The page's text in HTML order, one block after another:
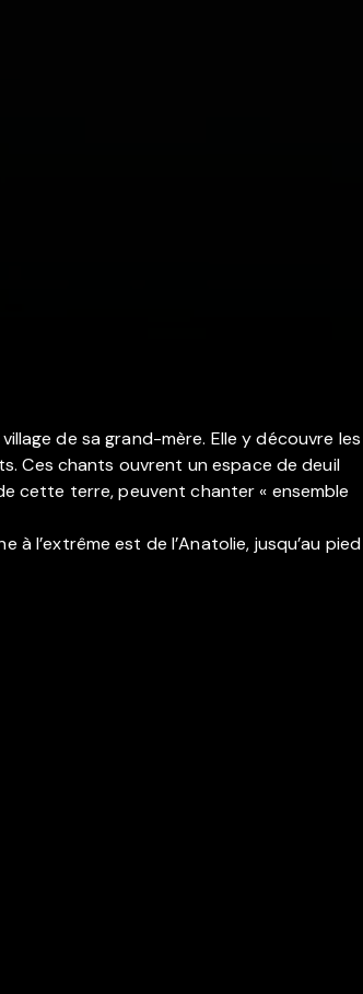
de sa grand-mère. Elle y découvre les
Ces chants ouvrent un espace de deuil
cette terre, peuvent chanter « ensemble
l’extrême est de l’Anatolie, jusqu’au pied